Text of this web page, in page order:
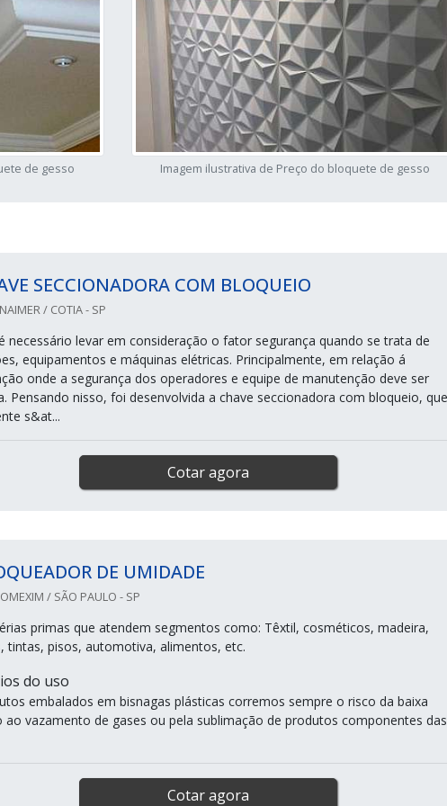
de gesso Imagem ilustrativa de Preço do bloquete de gesso
SECCIONADORA COM BLOQUEIO
/ COTIA - SP
necessário levar em consideração o fator segurança quando se trata de
equipamentos e máquinas elétricas. Principalmente, em relação á
onde a segurança dos operadores e equipe de manutenção deve ser
Pensando nisso, foi desenvolvida a chave seccionadora com bloqueio, que
s&at...
Cotar agora
DE UMIDADE
/ SÃO PAULO - SP
primas que atendem segmentos como: Têxtil, cosméticos, madeira,
tintas, pisos, automotiva, alimentos, etc.
do uso
embalados em bisnagas plásticas corremos sempre o risco da baixa
ao vazamento de gases ou pela sublimação de produtos componentes das
Cotar agora